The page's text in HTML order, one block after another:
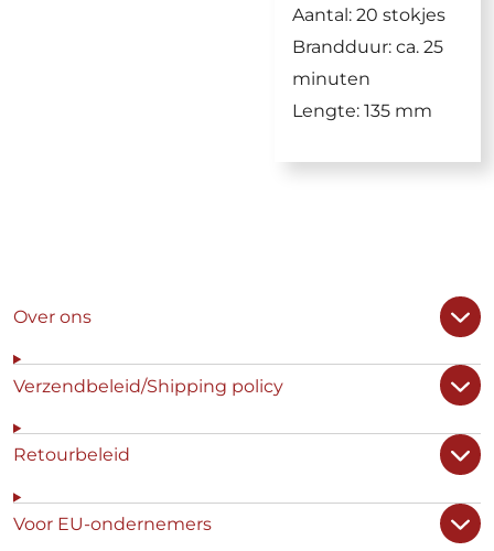
Aantal: 20 stokjes
Brandduur: ca. 25
minuten
Lengte: 135 mm
Over ons
Verzendbeleid/Shipping policy
Retourbeleid
Voor EU-ondernemers